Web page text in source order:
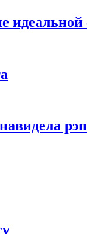
идеальной